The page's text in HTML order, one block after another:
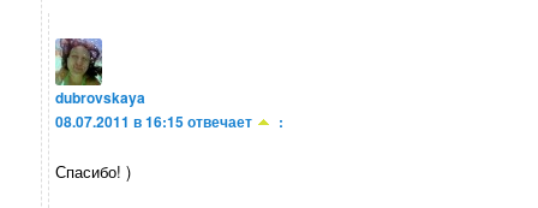
dubrovskaya
08.07.2011 в 16:15отвечает :
Спасибо! )